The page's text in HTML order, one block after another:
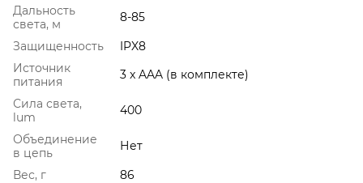
Дальность
света, м
8-85
Защищенность
IPX8
Источник
питания
3 x AAA (в комплекте)
Сила света,
lum
400
Объединение
в цепь
Нет
Вес, г
86